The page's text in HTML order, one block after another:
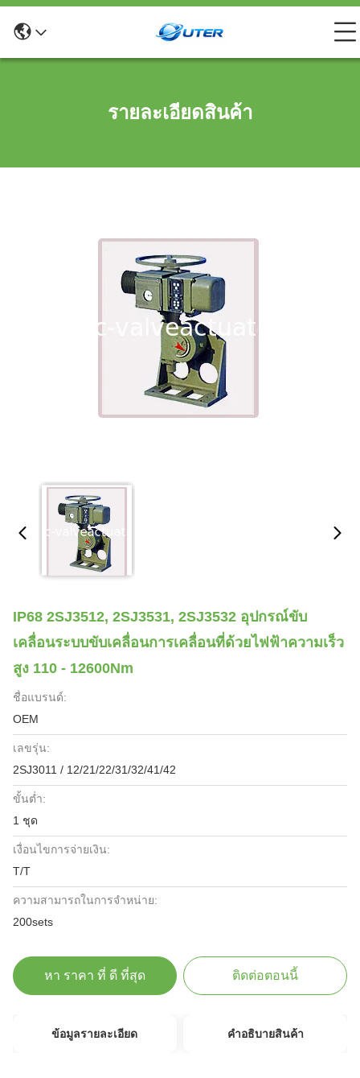
รายละเอียดสินค้า
IP68 2SJ3512, 2SJ3531, 2SJ3532 อุปกรณ์ขับ
เคลื่อนระบบขับเคลื่อนการเคลื่อนที่ด้วยไฟฟ้าความเร็ว
สูง 110 - 12600Nm
ชื่อแบรนด์:
OEM
เลขรุ่น:
2SJ3011 / 12/21/22/31/32/41/42
ขั้นต่ำ:
1 ชุด
เงื่อนไขการจ่ายเงิน:
T/T
ความสามารถในการจําหน่าย:
200sets
หา ราคา ที่ ดี ที่สุด ติดต่อตอนนี้
ข้อมูลรายละเอียด คําอธิบายสินค้า